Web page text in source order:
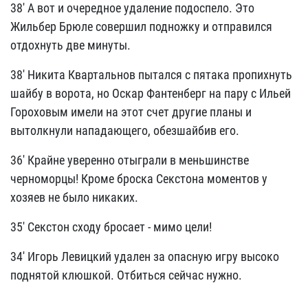
38' А вот и очередное удаление подоспело. Это
Жильбер Брюле совершил подножку и отправился
отдохнуть две минуты.
38' Никита Квартальнов пытался с пятака пропихнуть
шайбу в ворота, но Оскар Фантенберг на пару с Ильей
Гороховым имели на этот счет другие планы и
вытолкнули нападающего, обезшайбив его.
36' Крайне уверенно отыграли в меньшинстве
черноморцы! Кроме броска Секстона моментов у
хозяев не было никаких.
35' Секстон сходу бросает - мимо цели!
34' Игорь Левицкий удален за опасную игру высоко
поднятой клюшкой. Отбиться сейчас нужно.